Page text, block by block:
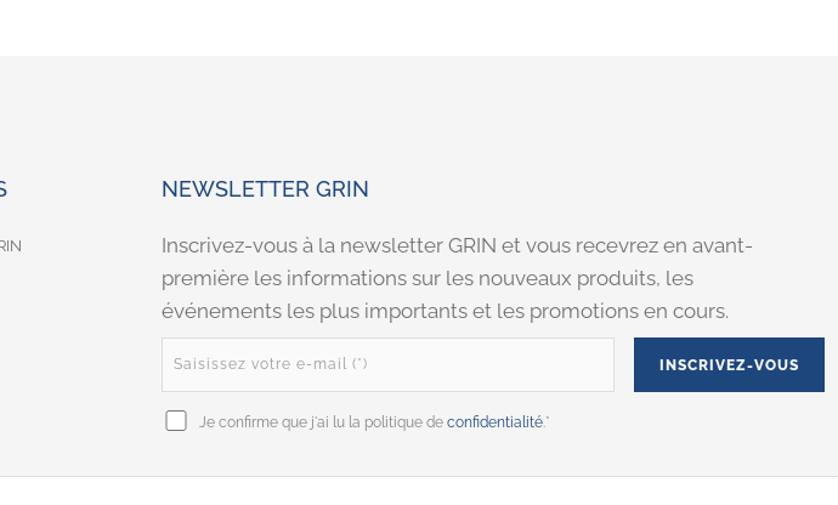
NEWSLETTER GRIN
Inscrivez-vous à la newsletter GRIN et vous recevrez en avant-
première les informations sur les nouveaux produits, les
événements les plus importants et les promotions en cours.
Je confirme que j'ai lu la politique de confidentialité.*